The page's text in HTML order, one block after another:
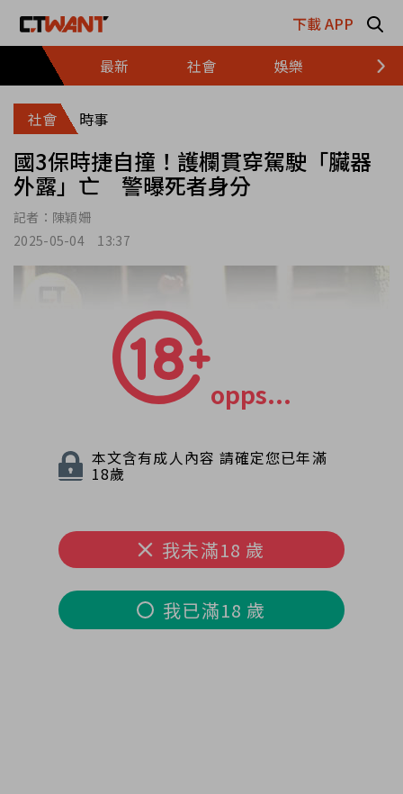
下載 APP
最新
社會 娛樂 財經
社會 時事
國3保時捷自撞！護欄貫穿駕駛「臟器
外露」亡 警曝死者身分
記者： 陳穎姍
2025-05-04 13:37
本文含有成人內容 請確定您已年滿
18歲
我未滿18 歲
我已滿18 歲